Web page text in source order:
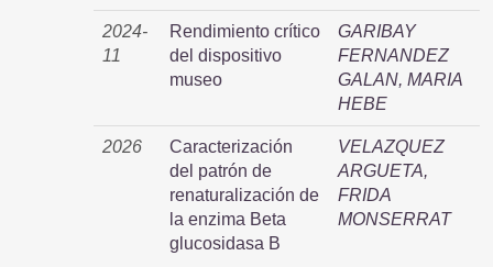
2024-
11
Rendimiento crítico
del dispositivo
museo
GARIBAY
FERNANDEZ
GALAN, MARIA
HEBE
2026
Caracterización
del patrón de
renaturalización de
la enzima Beta
glucosidasa B
VELAZQUEZ
ARGUETA,
FRIDA
MONSERRAT